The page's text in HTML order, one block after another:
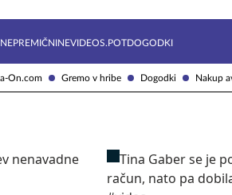
On.com Gremo v hribe Dogodki Nakup
NEPREMIČNINEVIDEOS.POTDOGODKI